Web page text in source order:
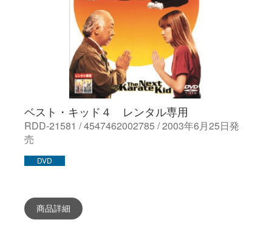
ベスト・キッド４ レンタル専用
RDD-21581 / 4547462002785 / 2003年6月25日発
売
DVD
商品詳細